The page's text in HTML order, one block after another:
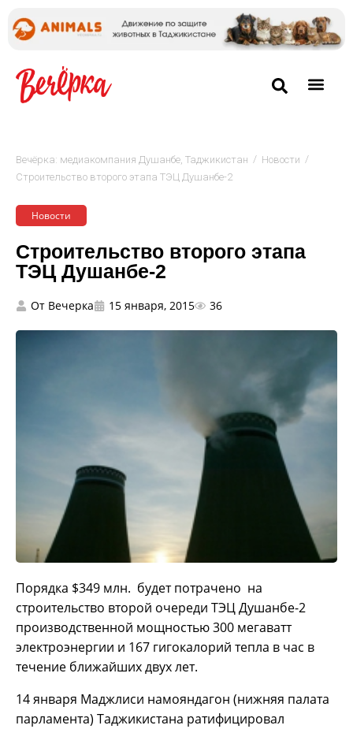
Вечёрка: медиакомпания Душанбе, Таджикистан / Новости /
Строительство второго этапа ТЭЦ Душанбе-2
Новости
Строительство второго этапа
ТЭЦ Душанбе-2
От Вечерка 15 января, 2015 36
Порядка $349 млн. будет потрачено на
строительство второй очереди ТЭЦ Душанбе-2
производственной мощностью 300 мегаватт
электроэнергии и 167 гигокалорий тепла в час в
течение ближайших двух лет.
14 января Маджлиси намояндагон (нижняя палата
парламента) Таджикистана ратифицировал